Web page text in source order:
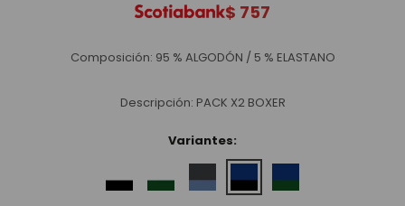
$ 757
Composición: 95 % ALGODÓN / 5 % ELASTANO
Descripción: PACK X2 BOXER
Variantes: